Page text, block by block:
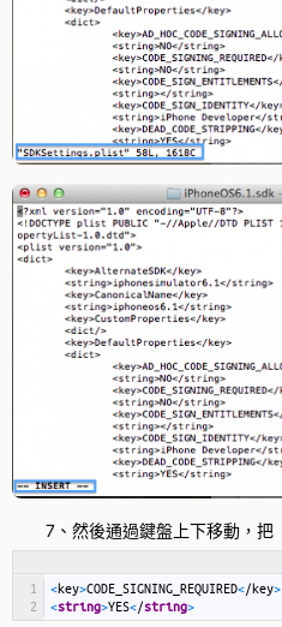
7、然後通過鍵盤上下移動，把
1
2
<key>CODE_SIGNING_REQUIRED</key>
<string>YES</string>